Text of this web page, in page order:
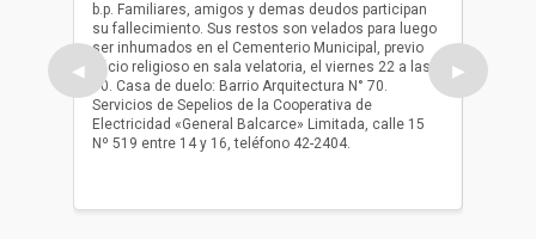
◀
b.p. Familiares, amigos y demas deudos participan
su fallecimiento. Sus restos son velados para luego
ser inhumados en el Cementerio Municipal, previo
oficio religioso en sala velatoria, el viernes 22 a las
10. Casa de duelo: Barrio Arquitectura N° 70.
Servicios de Sepelios de la Cooperativa de
Electricidad «General Balcarce» Limitada, calle 15
Nº 519 entre 14 y 16, teléfono 42-2404.
ser
oficio
▶